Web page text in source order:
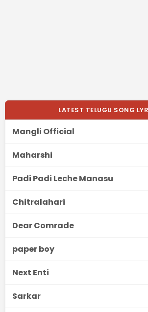
LATEST TELUGU SONG
Mangli Official
Maharshi
Padi Padi Leche Manasu
Chitralahari
Dear Comrade
paper boy
Next Enti
Sarkar